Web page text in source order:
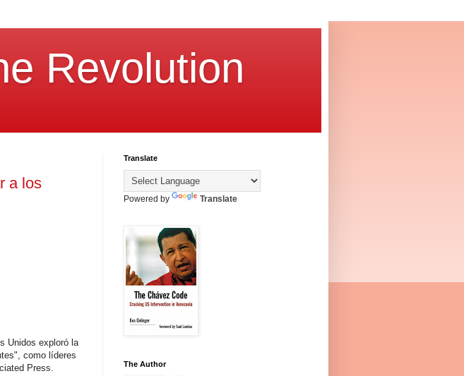
Revolution
a los
Unidos exploró la
como líderes
Press.
Translate
Powered by Translate
The Author